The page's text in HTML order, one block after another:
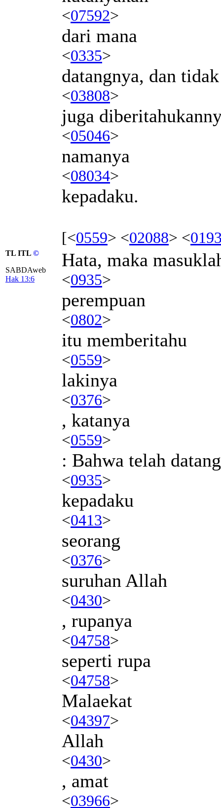
<07592>
dari mana
<0335>
datangnya, dan tidak
<03808>
juga
<05046>
namanya
<08034>
kepadaku.
[<0559> <02088> <
TL ITL ©
SABDAweb
Hak 13:6
Hata, maka
<0935>
perempuan
<0802>
itu memberitahu
<0559>
lakinya
<0376>
, katanya
<0559>
: Bahwa telah datang
<0935>
kepadaku
<0413>
seorang
<0376>
suruhan Allah
<0430>
, rupanya
<04758>
seperti rupa
<04758>
Malaekat
<04397>
Allah
<0430>
, amat
<03966>